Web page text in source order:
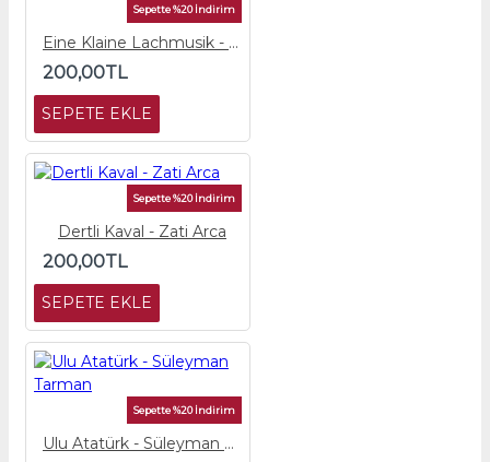
Sepette %20 İndirim
Eine Klaine Lachmusik - Wolfgang Schoreder
200,00TL
SEPETE EKLE
Sepette %20 İndirim
Dertli Kaval - Zati Arca
200,00TL
SEPETE EKLE
Sepette %20 İndirim
Ulu Atatürk - Süleyman Tarman